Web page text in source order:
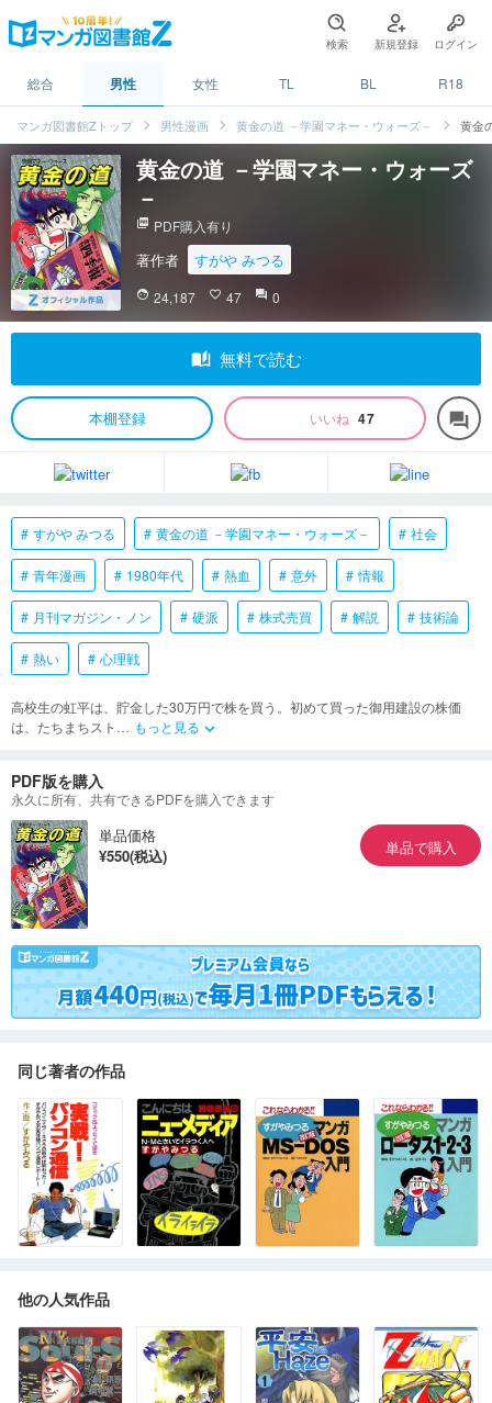
検索 新規登録 ログイン
総合 男性 女性 TL BL R18
マンガ図書館Zトップ 男性漫画 黄金の道 －学園マネー・ウォーズ－ 黄金
黄金の道 －学園マネー・ウォーズ
－
picture_as_pdf PDF購入有り
著作者 すがや みつる
face 24,187 favorite_border 47 question_answer 0
auto_stories 無料で読む
本棚登録 いいね 47 forum
すがや みつる 黄金の道 －学園マネー・ウォーズ－ 社会
青年漫画 1980年代 熱血 意外 情報
月刊マガジン・ノン 硬派 株式売買 解説 技術論
熱い 心理戦
高校生の虹平は、貯金した30万円で株を買う。初めて買った御用建設の株価
は、たちまちスト … もっと見る keyboard_arrow_down
PDF版を購入
永久に所有、共有できるPDFを購入できます
単品価格
¥550(税込)
単品で購入
同じ著者の作品
他の人気作品